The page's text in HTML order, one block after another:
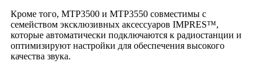
Кроме того, MTP3500 и MTP3550 совместимы с
семейством эксклюзивных аксессуаров IMPRES™,
которые автоматически подключаются к радиостанции и
оптимизируют настройки для обеспечения высокого
качества звука.